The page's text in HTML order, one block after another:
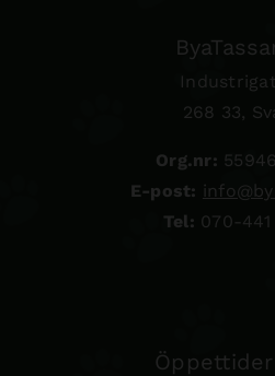
268 33,
Org.nr:
E-post:
Tel: 070-